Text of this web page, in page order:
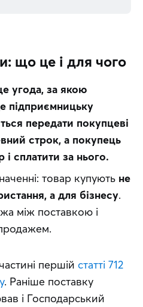
що це і для чого
угода, за якою
підприємницьку
передати покупцеві
строк, а покупець
сплатити за нього.
товар купують не
а для бізнесу.
між поставкою і
першій статті 712
. Раніше поставку
і Господарський